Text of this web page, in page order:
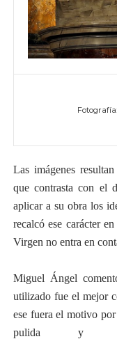
Las imágenes
que contrasta con el
aplicar a su obra los
recalcó ese carácter
Virgen no entra en
Miguel Ángel
utilizado fue el mejor
ese fuera el motivo
pulida y